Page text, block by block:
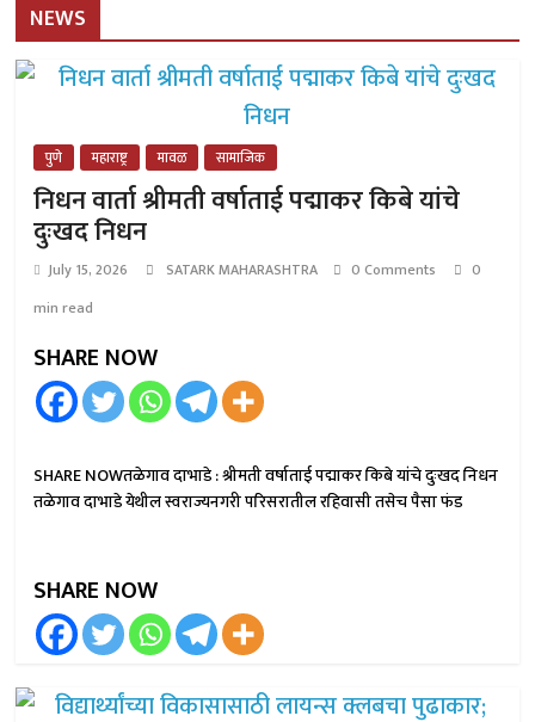
NEWS
पुणे महाराष्ट्र मावळ सामाजिक
निधन वार्ता श्रीमती वर्षाताई पद्माकर किबे यांचे
दुःखद निधन
July 15, 2026 SATARK MAHARASHTRA 0 Comments
0
min read
SHARE NOW
SHARE NOWतळेगाव दाभाडे : श्रीमती वर्षाताई पद्माकर किबे यांचे दुःखद निधन
तळेगाव दाभाडे येथील स्वराज्यनगरी परिसरातील रहिवासी तसेच पैसा फंड
SHARE NOW